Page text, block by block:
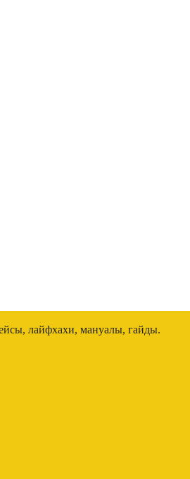
лайфхахи, мануалы, гайды.